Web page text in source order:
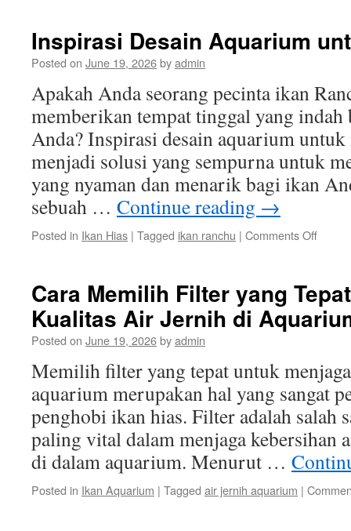
Inspirasi Desain Aquarium
Posted on June 19, 2026byadmin
Apakah Anda seorang pecinta ikan
memberikan tempat tinggal yang indah
Anda? Inspirasi desain aquarium
menjadi solusi yang sempurna untuk
yang nyaman dan menarik bagi ikan
sebuah … Continue reading →
Posted in Ikan Hias | Tagged ikan ranchu | Comments Offon
untuk
Ikan
Cara Memilih Filter yang
Kualitas Air Jernih di
Posted on June 19, 2026byadmin
Memilih filter yang tepat untuk
aquarium merupakan hal yang sangat
penghobi ikan hias. Filter adalah salah
paling vital dalam menjaga kebersihan
di dalam aquarium. Menurut …
Posted in Ikan Aquarium | Tagged air jernih aquarium |